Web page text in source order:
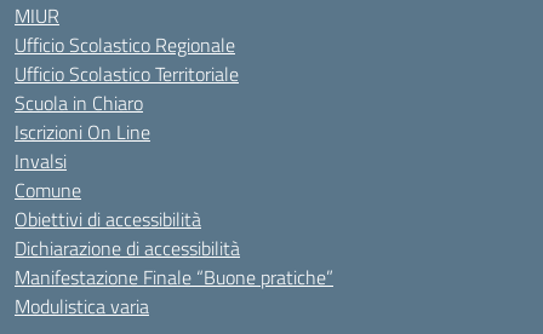
MIUR
Ufficio Scolastico Regionale
Ufficio Scolastico Territoriale
Scuola in Chiaro
Iscrizioni On Line
Invalsi
Comune
Obiettivi di accessibilità
Dichiarazione di accessibilità
Manifestazione Finale “Buone pratiche”
Modulistica varia